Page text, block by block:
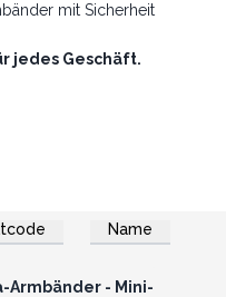
mit Sicherheit
jedes Geschäft.
Name
oder Registrieren
Armbänder - Mini-